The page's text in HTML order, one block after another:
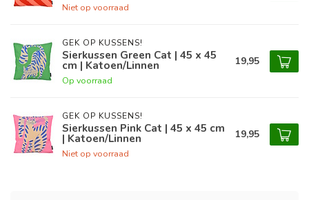
Niet op voorraad
GEK OP KUSSENS!
Sierkussen Green Cat | 45 x 45
cm | Katoen/Linnen
Op voorraad
19,95
GEK OP KUSSENS!
Sierkussen Pink Cat | 45 x 45 cm
| Katoen/Linnen
Niet op voorraad
19,95